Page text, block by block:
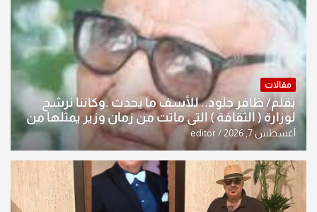
مقالات
بقلم/ ظافر جلود.. للأسف ما يحدث .وكاننا نرشح
لوزارة ( الثقافة ) التي ماتت من زمان وزير يمثلها من
النخبة والإرث العظيم للثقافة العراقية..
أغسطس 7, 2026 editor